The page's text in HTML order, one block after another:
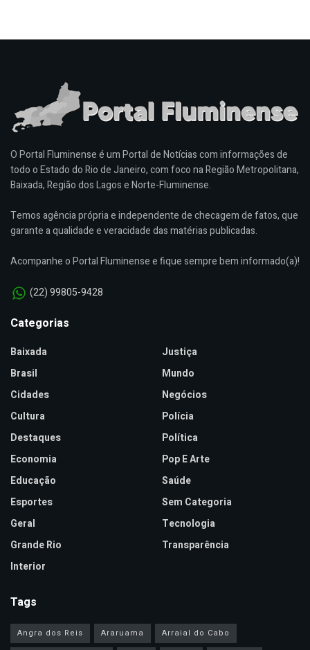
O Portal Fluminense é um Portal de Notícias com informações de
todo o Estado do Rio de Janeiro, com foco na Região Metropolitana,
Baixada, Região dos Lagos e Norte-Fluminense.
Temos agência própria e independente de checagem de fatos, que
garante a qualidade e veracidade das matérias publicadas.
Acompanhe o Portal Fluminense e fique sempre bem informado(a)!
(22) 99805-9428
Categorias
Baixada
Brasil
Cidades
Cultura
Destaques
Economia
Educação
Esportes
Geral
Grande Rio
Interior
Justiça
Mundo
Negócios
Polícia
Política
Pop E Arte
Saúde
Sem Categoria
Tecnologia
Transparência
Tags
Angra dos Reis Araruama
Arraial do Cabo